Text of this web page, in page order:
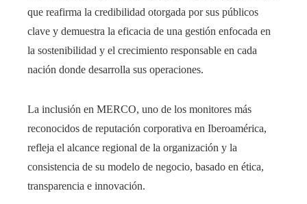
que reafirma la credibilidad otorgada por sus públicos
clave y demuestra la eficacia de una gestión enfocada en
la sostenibilidad y el crecimiento responsable en cada
nación donde desarrolla sus operaciones.
La inclusión en MERCO, uno de los monitores más
reconocidos de reputación corporativa en Iberoamérica,
refleja el alcance regional de la organización y la
consistencia de su modelo de negocio, basado en ética,
transparencia e innovación.